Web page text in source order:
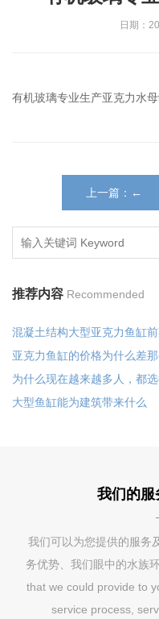
日期：
有机玻璃专业生产亚克力水
上一篇：←
推荐内容 Recommended
混凝土结构大型亚克力鱼缸
亚克力鱼缸的价格为什么差
为什么现在越来越多人，都
大型鱼缸能为建筑带来什么
我们的
我们可以为您提供的服务
务优势、我们眼中的水族
that we could provide to
service process,